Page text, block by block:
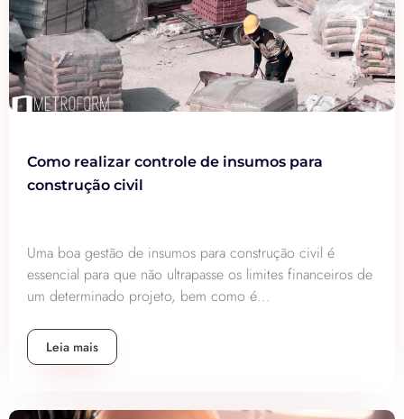
Como realizar controle de insumos para
construção civil
Uma boa gestão de insumos para construção civil é
essencial para que não ultrapasse os limites financeiros de
um determinado projeto, bem como é...
Leia mais